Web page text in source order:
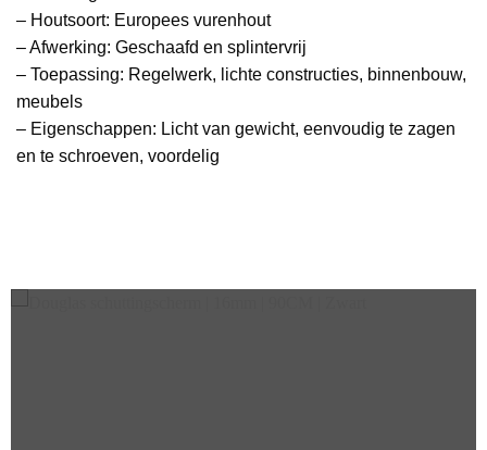
– Houtsoort: Europees vurenhout
– Afwerking: Geschaafd en splintervrij
– Toepassing: Regelwerk, lichte constructies, binnenbouw,
meubels
– Eigenschappen: Licht van gewicht, eenvoudig te zagen
en te schroeven, voordelig